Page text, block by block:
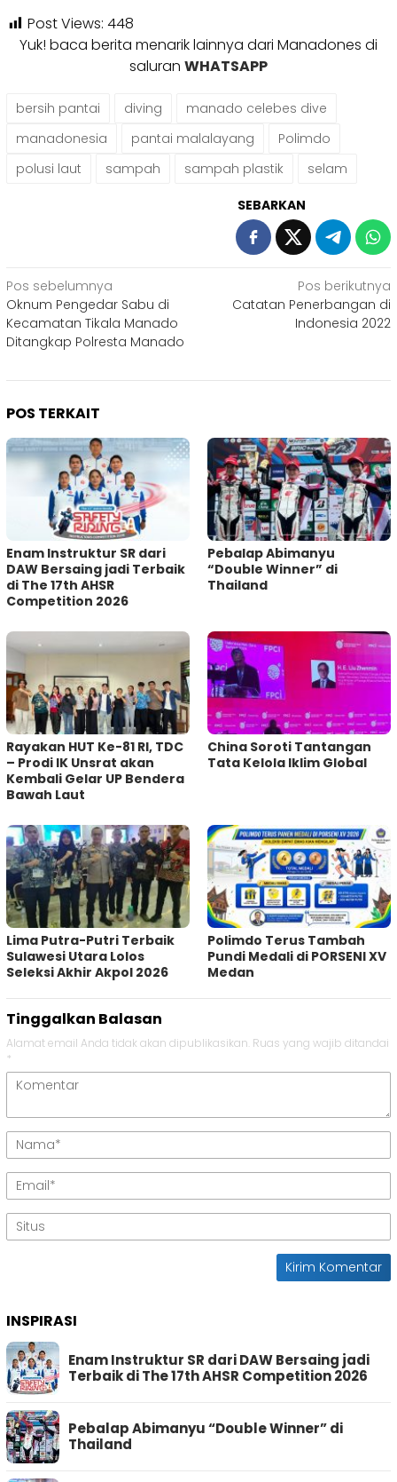
Post Views: 448
Yuk! baca berita menarik lainnya dari Manadones di
saluran WHATSAPP
bersih pantai diving
manado celebes dive
manadonesia
pantai malalayang
Polimdo
polusi laut
sampah sampah plastik selam
SEBARKAN
Navigasi
pos
Pos sebelumnya
Oknum Pengedar Sabu di
Kecamatan Tikala Manado
Ditangkap Polresta Manado
Pos berikutnya
Catatan Penerbangan di
Indonesia 2022
POS TERKAIT
Enam Instruktur SR dari
DAW Bersaing jadi Terbaik
di The 17th AHSR
Competition 2026
Pebalap Abimanyu
“Double Winner” di
Thailand
Rayakan HUT Ke-81 RI, TDC
– Prodi IK Unsrat akan
Kembali Gelar UP Bendera
Bawah Laut
China Soroti Tantangan
Tata Kelola Iklim Global
Lima Putra-Putri Terbaik
Sulawesi Utara Lolos
Seleksi Akhir Akpol 2026
Polimdo Terus Tambah
Pundi Medali di PORSENI XV
Medan
Tinggalkan Balasan
Alamat email Anda tidak akan dipublikasikan. Ruas yang wajib ditandai
*
INSPIRASI
Enam Instruktur SR dari DAW Bersaing jadi
Terbaik di The 17th AHSR Competition 2026
Pebalap Abimanyu “Double Winner” di
Thailand